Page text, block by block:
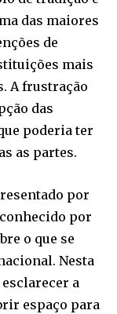
das maiores
de
mais
A frustração
das
poderia ter
as partes.
por
por
o que se
Nesta
a
espaço para